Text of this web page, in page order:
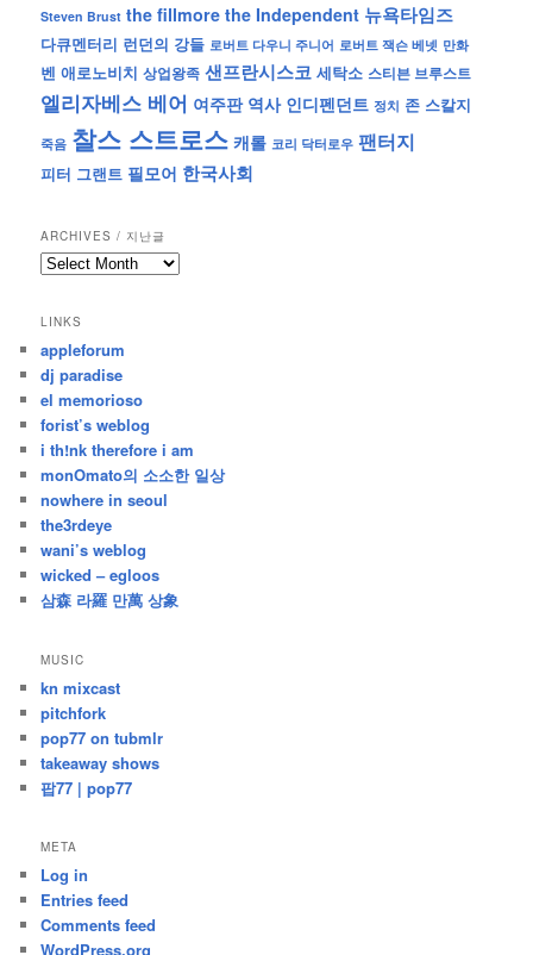
Steven Brust the fillmore the Independent 뉴욕타임즈
다큐멘터리 런던의 강들 로버트 다우니 주니어 로버트 잭슨 베넷 만화
벤 애로노비치 상업왕족 샌프란시스코 세탁소 스티븐 브루스트
엘리자베스 베어 여주판 역사 인디펜던트 정치 존 스칼지
죽음 찰스 스트로스 캐롤 코리 닥터로우 팬터지
피터 그랜트 필모어 한국사회
ARCHIVES / 지난글
archives
난
글
LINKS
appleforum
dj paradise
el memorioso
forist’s weblog
i th!nk therefore i am
monOmato의 소소한 일상
nowhere in seoul
the3rdeye
wani’s weblog
wicked – egloos
삼森 라羅 만萬 상象
MUSIC
kn mixcast
pitchfork
pop77 on tubmlr
takeaway shows
팝77 | pop77
META
Log in
Entries feed
Comments feed
WordPress.org